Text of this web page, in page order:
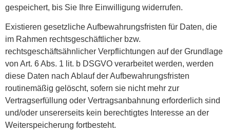
gespeichert, bis Sie Ihre Einwilligung widerrufen.
Existieren gesetzliche Aufbewahrungsfristen für Daten, die
im Rahmen rechtsgeschäftlicher bzw.
rechtsgeschäftsähnlicher Verpflichtungen auf der Grundlage
von Art. 6 Abs. 1 lit. b DSGVO verarbeitet werden, werden
diese Daten nach Ablauf der Aufbewahrungsfristen
routinemäßig gelöscht, sofern sie nicht mehr zur
Vertragserfüllung oder Vertragsanbahnung erforderlich sind
und/oder unsererseits kein berechtigtes Interesse an der
Weiterspeicherung fortbesteht.